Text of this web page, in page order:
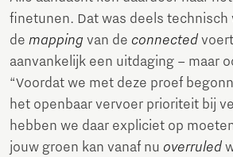
finetunen. Dat was deels technisch
de mapping van de connected
aanvankelijk een uitdaging – maar
“Voordat we met deze proef
het openbaar vervoer prioriteit bij
hebben we daar expliciet op
jouw groen kan vanaf nu overruled